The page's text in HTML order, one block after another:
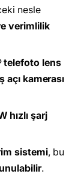
nesle
verimlilik
telefoto lens
açı kamerası
hızlı şarj
sistemi, bu
.